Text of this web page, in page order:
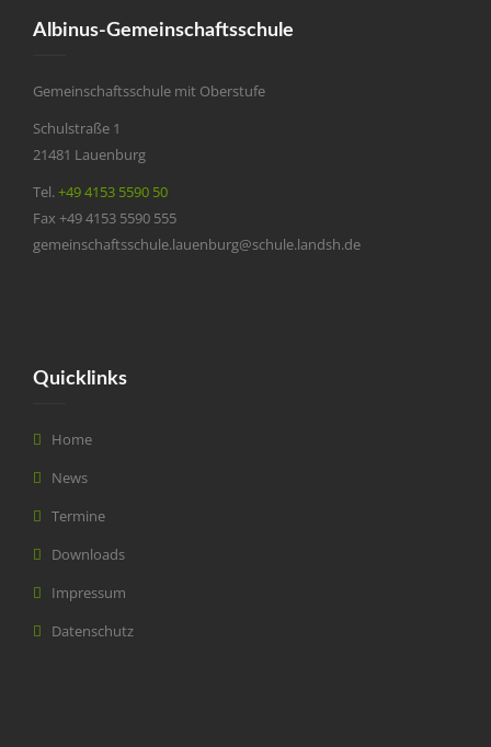
Albinus-Gemeinschaftsschule
Gemeinschaftsschule mit Oberstufe
Schulstraße 1
21481 Lauenburg
Tel.+49 4153 5590 50
Fax +49 4153 5590 555
gemeinschaftsschule.lauenburg@schule.landsh.de
Quicklinks
Home
News
Termine
Downloads
Impressum
Datenschutz